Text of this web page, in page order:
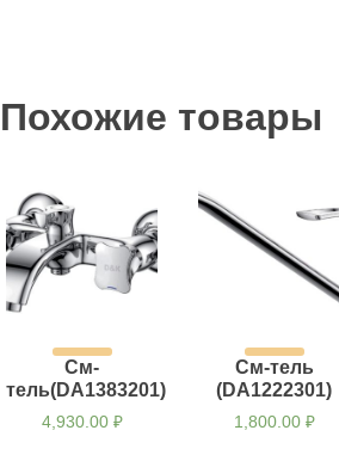
Похожие товары
См-
тель(DA1383201)
4,930.00 ₽
См-тель
(DA1222301)
1,800.00 ₽